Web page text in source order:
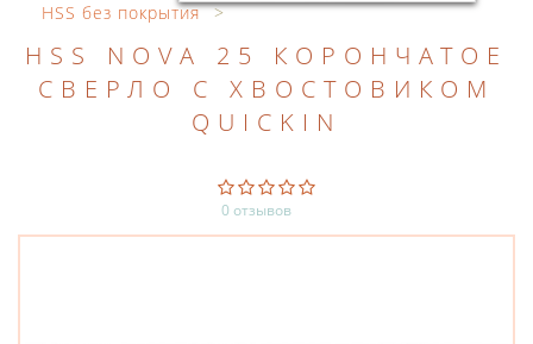
HSS без покрытия
HSS NOVA 25 КОРОНЧАТОЕ
СВЕРЛО С ХВОСТОВИКОМ
QUICKIN
0 отзывов